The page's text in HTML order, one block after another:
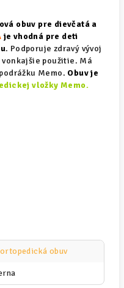
obuv pre dievčatá a
je vhodná pre deti
. Podporuje zdravý vývoj
použitie. Má
Memo. Obuv je
vložky Memo.
obuv